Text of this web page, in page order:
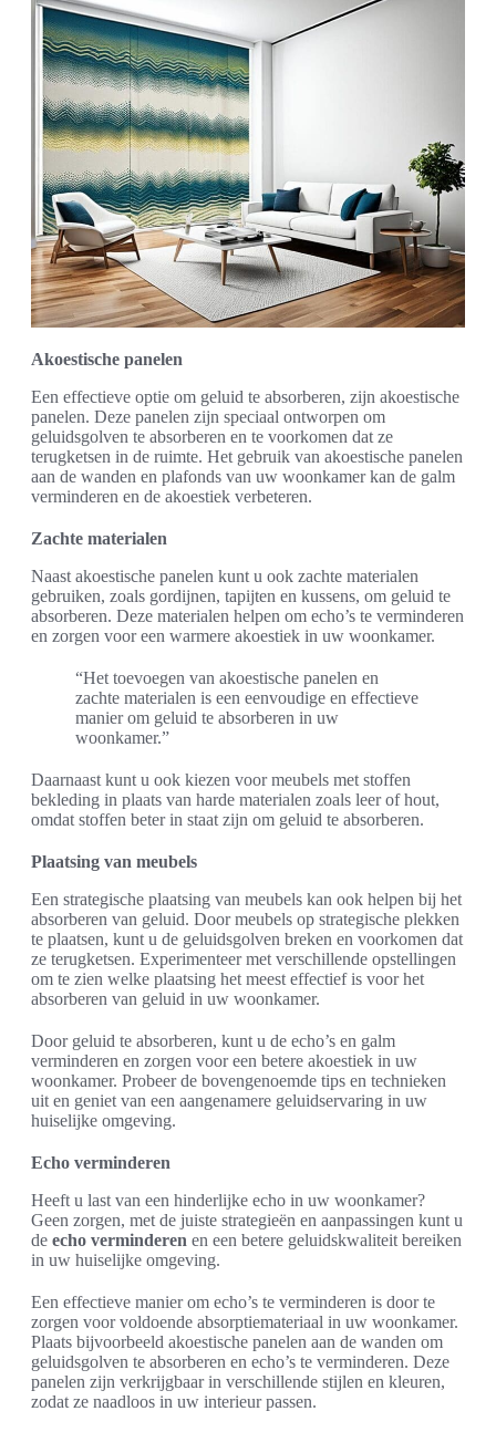
Akoestische panelen
Een effectieve optie om geluid te absorberen, zijn akoestische
panelen. Deze panelen zijn speciaal ontworpen om
geluidsgolven te absorberen en te voorkomen dat ze
terugketsen in de ruimte. Het gebruik van akoestische panelen
aan de wanden en plafonds van uw woonkamer kan de galm
verminderen en de akoestiek verbeteren.
Zachte materialen
Naast akoestische panelen kunt u ook zachte materialen
gebruiken, zoals gordijnen, tapijten en kussens, om geluid te
absorberen. Deze materialen helpen om echo’s te verminderen
en zorgen voor een warmere akoestiek in uw woonkamer.
“Het toevoegen van akoestische panelen en
zachte materialen is een eenvoudige en effectieve
manier om geluid te absorberen in uw
woonkamer.”
Daarnaast kunt u ook kiezen voor meubels met stoffen
bekleding in plaats van harde materialen zoals leer of hout,
omdat stoffen beter in staat zijn om geluid te absorberen.
Plaatsing van meubels
Een strategische plaatsing van meubels kan ook helpen bij het
absorberen van geluid. Door meubels op strategische plekken
te plaatsen, kunt u de geluidsgolven breken en voorkomen dat
ze terugketsen. Experimenteer met verschillende opstellingen
om te zien welke plaatsing het meest effectief is voor het
absorberen van geluid in uw woonkamer.
Door geluid te absorberen, kunt u de echo’s en galm
verminderen en zorgen voor een betere akoestiek in uw
woonkamer. Probeer de bovengenoemde tips en technieken
uit en geniet van een aangenamere geluidservaring in uw
huiselijke omgeving.
Echo verminderen
Heeft u last van een hinderlijke echo in uw woonkamer?
Geen zorgen, met de juiste strategieën en aanpassingen kunt u
de echo verminderen en een betere geluidskwaliteit bereiken
in uw huiselijke omgeving.
Een effectieve manier om echo’s te verminderen is door te
zorgen voor voldoende absorptiemateriaal in uw woonkamer.
Plaats bijvoorbeeld akoestische panelen aan de wanden om
geluidsgolven te absorberen en echo’s te verminderen. Deze
panelen zijn verkrijgbaar in verschillende stijlen en kleuren,
zodat ze naadloos in uw interieur passen.